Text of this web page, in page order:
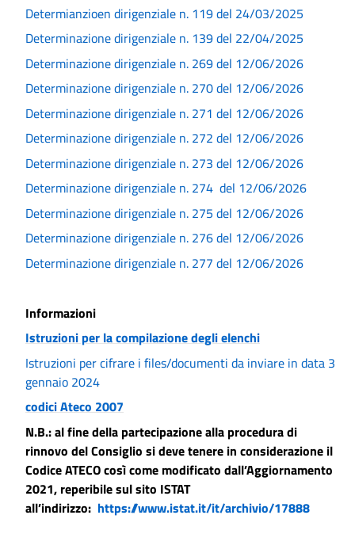
Determianzioen dirigenziale n. 119 del 24/03/2025
Determinazione dirigenziale n. 139 del 22/04/2025
Determinazione dirigenziale n. 269 del 12/06/2026
Determinazione dirigenziale n. 270 del 12/06/2026
Determinazione dirigenziale n. 271 del 12/06/2026
Determinazione dirigenziale n. 272 del 12/06/2026
Determinazione dirigenziale n. 273 del 12/06/2026
Determinazione dirigenziale n. 274 del 12/06/2026
Determinazione dirigenziale n. 275 del 12/06/2026
Determinazione dirigenziale n. 276 del 12/06/2026
Determinazione dirigenziale n. 277 del 12/06/2026
Informazioni
Istruzioni per la compilazione degli elenchi
Istruzioni per cifrare i files/documenti da inviare in data 3
gennaio 2024
codici Ateco 2007
N.B.: al fine della partecipazione alla procedura di
rinnovo del Consiglio si deve tenere in considerazione il
Codice ATECO così come modificato dall’Aggiornamento
2021, reperibile sul sito ISTAT
all’indirizzo: https://www.istat.it/it/archivio/17888